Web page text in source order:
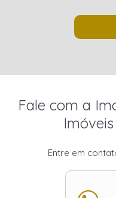
Fale com a
Entre em